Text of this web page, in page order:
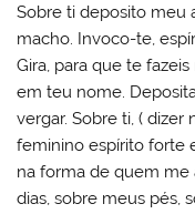
Sobre ti deposito meu
macho. Invoco-te,
Gira, para que te
em teu nome.
vergar. Sobre ti, (
feminino espírito forte
na forma de quem me
dias, sobre meus pés,